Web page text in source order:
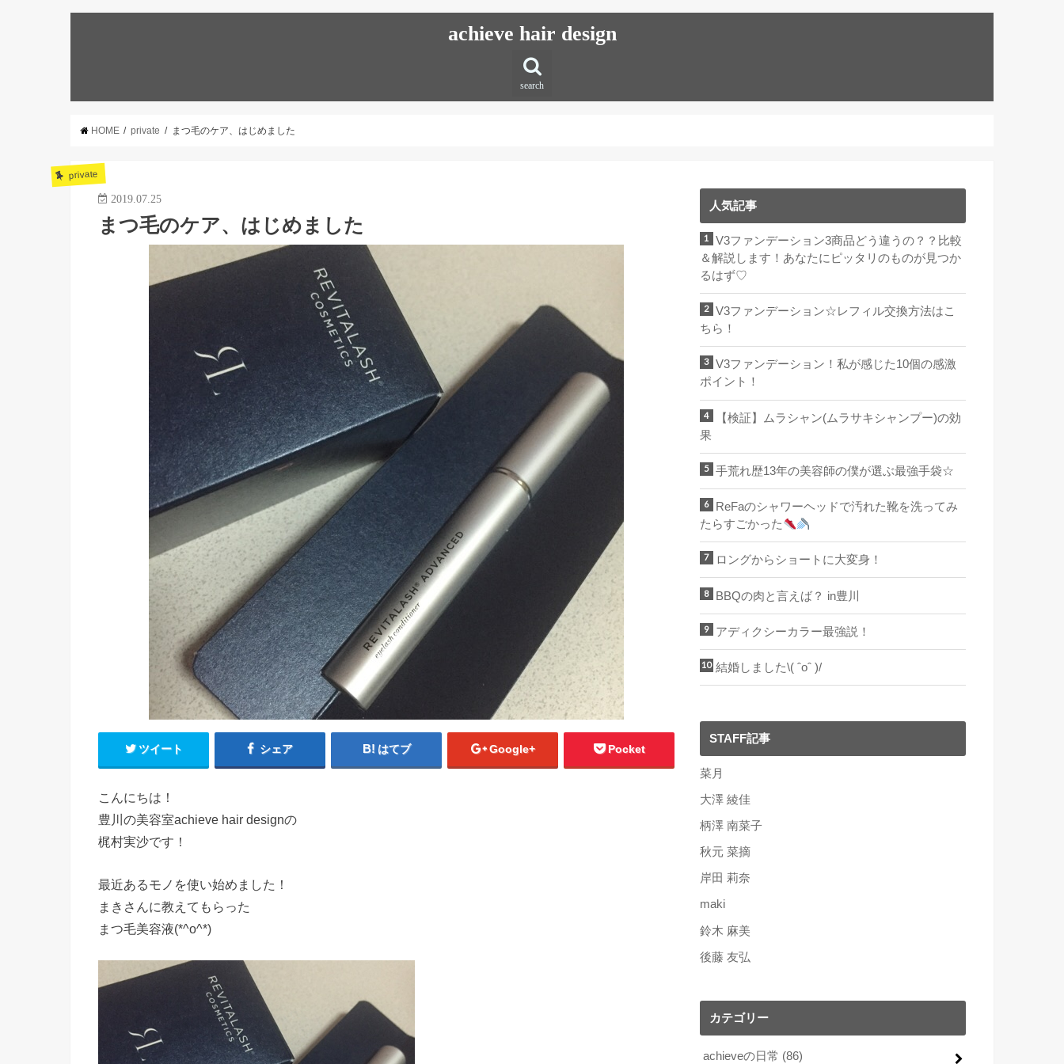
achieve hair design
search
HOME private まつ毛のケア、はじめました
private
2019.07.25
まつ毛のケア、はじめました
ツイート シェア はてブ Google+ Pocket
こんにちは！
豊川の美容室achieve hair designの
梶村実沙です！
最近あるモノを使い始めました！
まきさんに教えてもらった
まつ毛美容液(*^o^*)
人気記事
V3ファンデーション3商品どう違うの？？比較
＆解説します！あなたにピッタリのものが見つか
るはず♡
V3ファンデーション☆レフィル交換方法はこ
ちら！
V3ファンデーション！私が感じた10個の感激
ポイント！
【検証】ムラシャン(ムラサキシャンプー)の効
果
手荒れ歴13年の美容師の僕が選ぶ最強手袋☆
ReFaのシャワーヘッドで汚れた靴を洗ってみ
たらすごかった
ロングからショートに大変身！
BBQの肉と言えば？ in豊川
アディクシーカラー最強説！
結婚しました\( ˆoˆ )/
STAFF記事
菜月
大澤 綾佳
柄澤 南菜子
秋元 菜摘
岸田 莉奈
maki
鈴木 麻美
後藤 友弘
カテゴリー
achieveの日常 (86)